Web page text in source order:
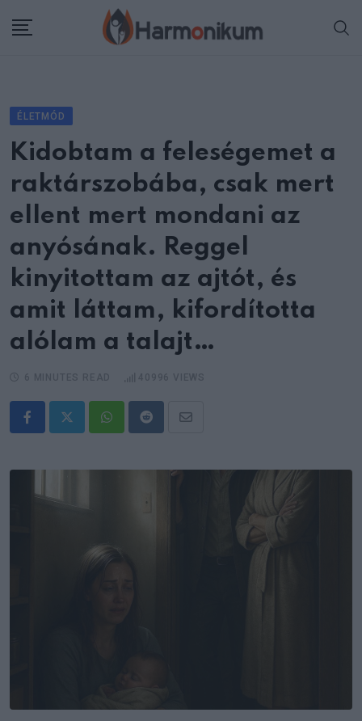
ÉLETMÓD
Kidobtam a feleségemet a
raktárszobába, csak mert
ellent mert mondani az
anyósának. Reggel
kinyitottam az ajtót, és
amit láttam, kifordította
alólam a talajt…
WhatsappRedditShare
Email